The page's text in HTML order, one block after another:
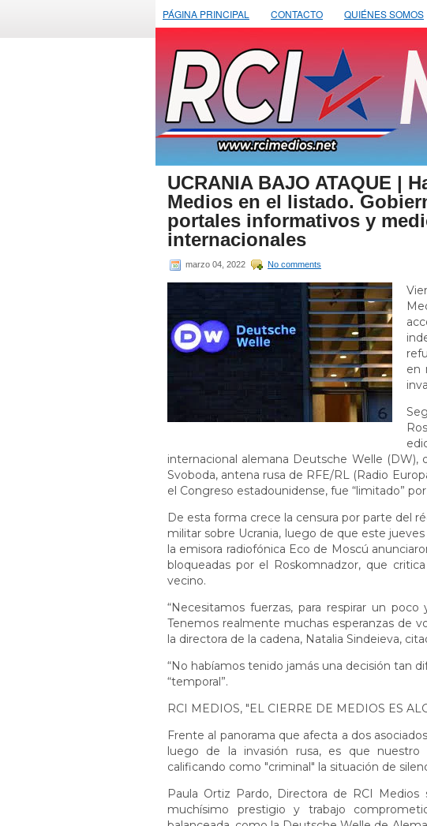
PÁGINA PRINCIPAL CONTACTO QUIÉNES SOMOS
UCRANIA BAJO ATAQUE |
Medios en el listado.
portales informativos y
internacionales
marzo 04, 2022 No comments
en
internacional alemana Deutsche Welle
Svoboda, antena rusa de RFE/RL (Radio
el Congreso estadounidense, fue “limitado”
De esta forma crece la censura por parte del
militar sobre Ucrania, luego de que este
la emisora radiofónica Eco de Moscú
bloqueadas por el Roskomnadzor, que
vecino.
“Necesitamos fuerzas, para respirar un
Tenemos realmente muchas esperanzas de
la directora de la cadena, Natalia Sindeieva,
“No habíamos tenido jamás una decisión tan
“temporal”.
RCI MEDIOS, "EL CIERRE DE MEDIOS ES
Frente al panorama que afecta a dos
luego de la invasión rusa, es que
calificando como "criminal" la situación de
Paula Ortiz Pardo, Directora de RCI
muchísimo prestigio y trabajo